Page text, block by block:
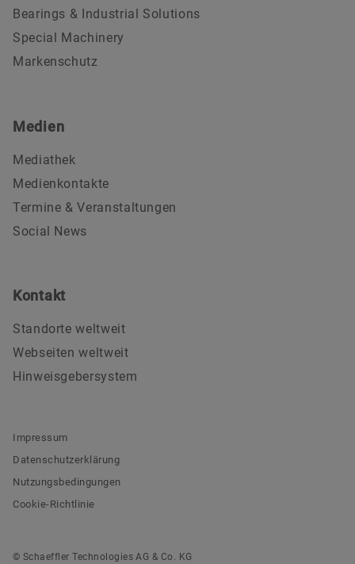
Bearings & Industrial Solutions
Special Machinery
Markenschutz
Medien
Mediathek
Medienkontakte
Termine & Veranstaltungen
Social News
Kontakt
Standorte weltweit
Webseiten weltweit
Hinweisgebersystem
Impressum
Datenschutzerklärung
Nutzungsbedingungen
Cookie-Richtlinie
© Schaeffler Technologies AG & Co. KG